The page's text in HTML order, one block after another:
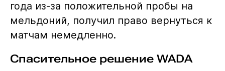
года из-за положительной пробы на
мельдоний, получил право вернуться к
матчам немедленно.
Спасительное решение WADA